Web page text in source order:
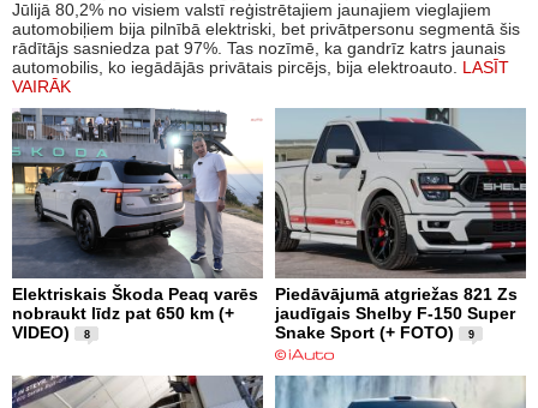
Jūlijā 80,2% no visiem valstī reģistrētajiem jaunajiem vieglajiem
automobiļiem bija pilnībā elektriski, bet privātpersonu segmentā šis
rādītājs sasniedza pat 97%. Tas nozīmē, ka gandrīz katrs jaunais
automobilis, ko iegādājās privātais pircējs, bija elektroauto. LASĪT
VAIRĀK
Elektriskais Škoda Peaq varēs
nobraukt līdz pat 650 km (+
VIDEO)
8
Piedāvājumā atgriežas 821 Zs
jaudīgais Shelby F-150 Super
Snake Sport (+ FOTO)
9